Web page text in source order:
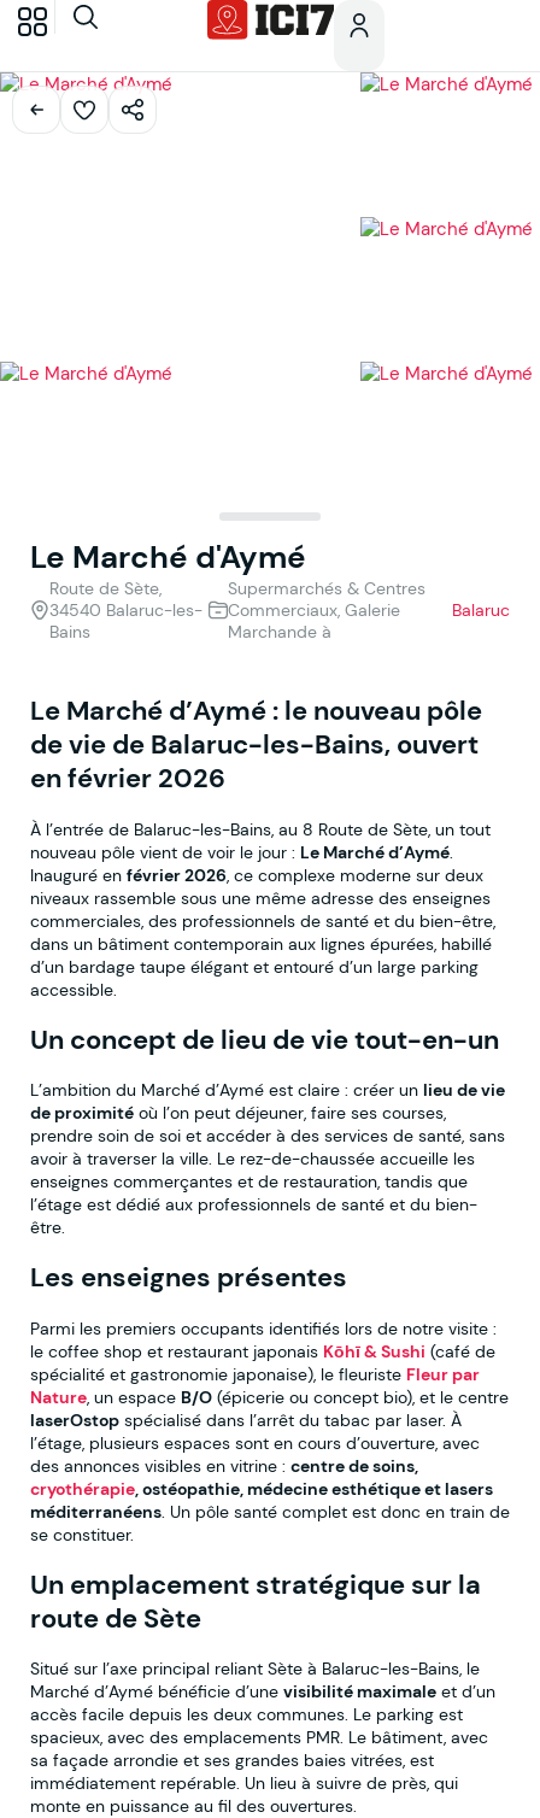
Le Marché d'Aymé
Route de Sète,
34540 Balaruc-les-
Bains
Supermarchés & Centres
Commerciaux, Galerie
Marchande à
Balaruc
Le Marché d’Aymé : le nouveau pôle
de vie de Balaruc-les-Bains, ouvert
en février 2026
À l’entrée de Balaruc-les-Bains, au 8 Route de Sète, un tout
nouveau pôle vient de voir le jour : Le Marché d’Aymé
Inauguré en février 2026 , ce complexe moderne sur deux
niveaux rassemble sous une même adresse des enseignes
commerciales, des professionnels de santé et du bien-être,
dans un bâtiment contemporain aux lignes épurées, habillé
d’un bardage taupe élégant et entouré d’un large parking
accessible.
Un concept de lieu de vie tout-en-un
L’ambition du Marché d’Aymé est claire : créer un lieu de vie
de proximité où l’on peut déjeuner, faire ses courses,
prendre soin de soi et accéder à des services de santé, sans
avoir à traverser la ville. Le rez-de-chaussée accueille les
enseignes commerçantes et de restauration, tandis que
l’étage est dédié aux professionnels de santé et du bien-
être.
Les enseignes présentes
Parmi les premiers occupants identifiés lors de notre visite :
le coffee shop et restaurant japonais Kōhī & Sushi (café de
spécialité et gastronomie japonaise), le fleuriste Fleur par
Nature , un espace B/O (épicerie ou concept bio), et le centre
laserOstop spécialisé dans l’arrêt du tabac par laser. À
l’étage, plusieurs espaces sont en cours d’ouverture, avec
des annonces visibles en vitrine : centre de soins,
cryothérapie , ostéopathie, médecine esthétique et lasers
méditerranéens . Un pôle santé complet est donc en train de
se constituer.
Un emplacement stratégique sur la
route de Sète
Situé sur l’axe principal reliant Sète à Balaruc-les-Bains, le
Marché d’Aymé bénéficie d’une visibilité maximale et d’un
accès facile depuis les deux communes. Le parking est
spacieux, avec des emplacements PMR. Le bâtiment, avec
sa façade arrondie et ses grandes baies vitrées, est
immédiatement repérable. Un lieu à suivre de près, qui
monte en puissance au fil des ouvertures.
Voir sur la map